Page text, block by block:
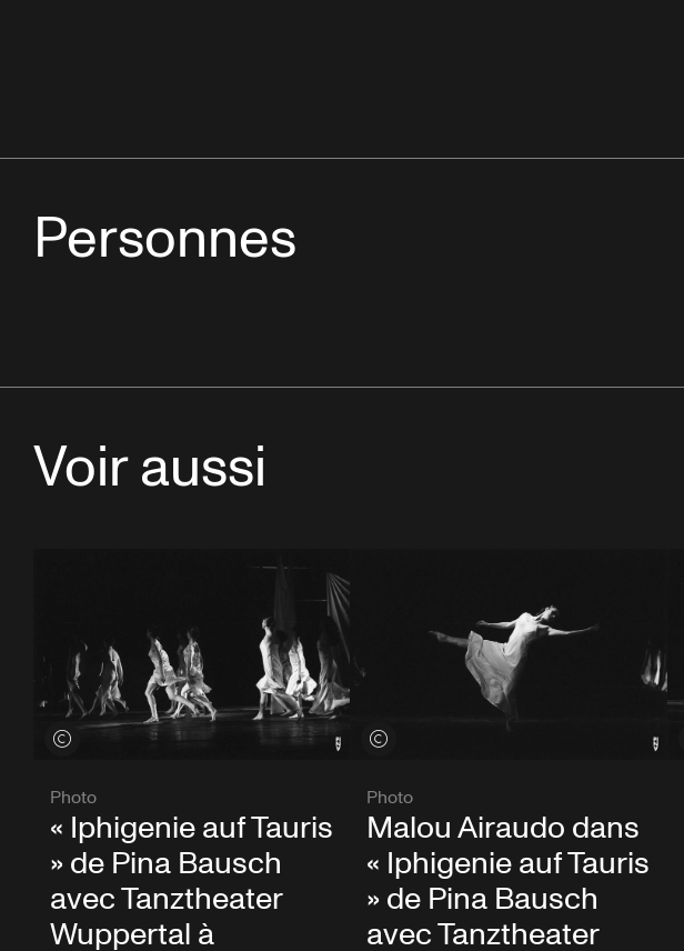
Personnes
Voir aussi
Voir les crédits
Photo
« Iphigenie auf Tauris
» de Pina Bausch
avec Tanztheater
Wuppertal à
Voir les crédits
Photo
Malou Airaudo dans
« Iphigenie auf Tauris
» de Pina Bausch
avec Tanztheater